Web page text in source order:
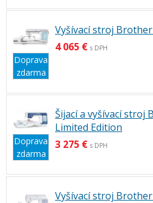
Doprava
zdarma
Vyšívací stroj Brother
4 065 € s DPH
Doprava
zdarma
Šijací a vyšívací stroj
Limited Edition
3 275 € s DPH
Vyšívací stroj